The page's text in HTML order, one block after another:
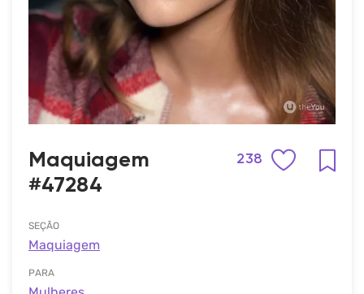
Maquiagem
#47284
238
SEÇÃO
Maquiagem
PARA